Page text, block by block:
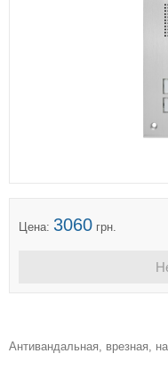
Цена: 3060 грн.
Антивандальная, врезная,